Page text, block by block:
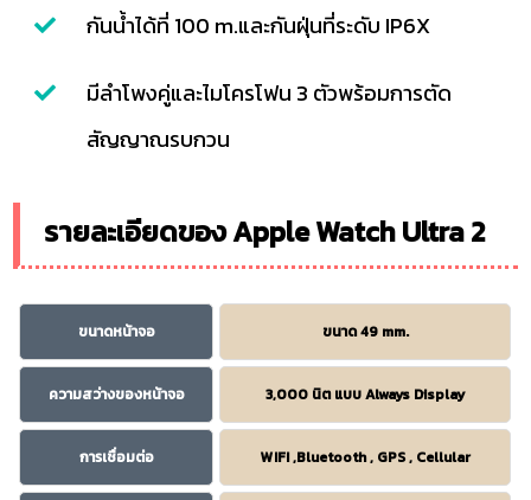
กันน้ำได้ที่ 100 m.และกันฝุ่นที่ระดับ IP6X
มีลำโพงคู่และไมโครโฟน 3 ตัวพร้อมการตัด
สัญญาณรบกวน
รายละเอียดของ Apple Watch Ultra 2
ขนาดหน้าจอ ขนาด 49 mm.
ความสว่างของหน้าจอ 3,000 นิต แบบ Always Display
การเชื่อมต่อ WIFI ,Bluetooth , GPS , Cellular